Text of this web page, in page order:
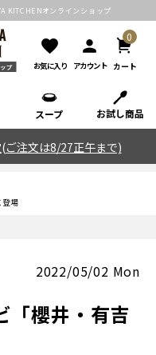
KITCHENオンラインショップ
プ
favorite
お気に入り
person
アカウント カート
0
スープ お試し商品
ご注文は8/27正午まで)
場
2022/05/02 Mon
「櫻井・有吉